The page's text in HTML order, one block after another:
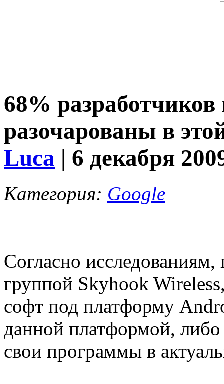
68%
разочарованы в
Luca | 6 декабря
Категория: Google
Согласно
группой Skyhook
софт под платформу
данной платформой,
свои программы в